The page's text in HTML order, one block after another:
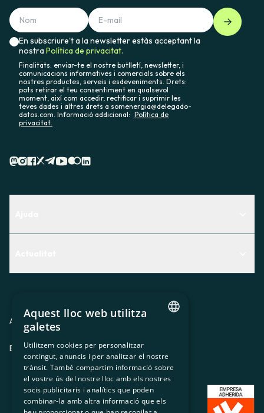
En subscriure't a la newsletter estàs acceptant la
nostraPolítica de privacitat.
Finalitats: enviar-te el nostre butlletí, newsletter, i
comunicacions informatives i comercials sobre els
nostres productes, serveis i esdeveniments. Drets:
pots retirar el teu consentiment en qualsevol
moment, així com accedir, rectificar i suprimir les
teves dades i altres drets a somenergia@delegado-
datos.com. Informació addicional: Política de
privacitat.
Premsa
Treballa amb nosaltres
Avis legal Política de privacitatPolítica de cookies
ES CAGLEU
SPANISH
GL
BASQUE
Aquest lloc web utilitza
galetes
Utilitzem cookies per personalitzar
contingut, anuncis i per analitzar el nostre
trànsit. També compartim informació sobre
el vostre ús del nostre lloc amb els nostres
socis publicitaris i analítics que poden
combinar-la amb altra informació que els